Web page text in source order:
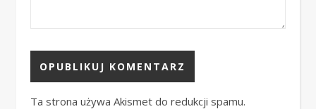
Ta strona używa Akismet do redukcji spamu.